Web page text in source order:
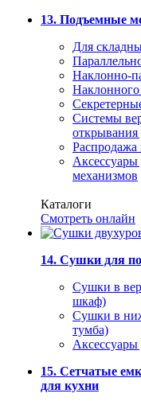
13. Подъемные
Для
Наклонно-
Системы
открывания
механизмов
Каталоги
Смотреть онлайн
14. Сушки для
Сушки в
шкаф)
Сушки в
тумба)
15. Сетчатые
для кухни